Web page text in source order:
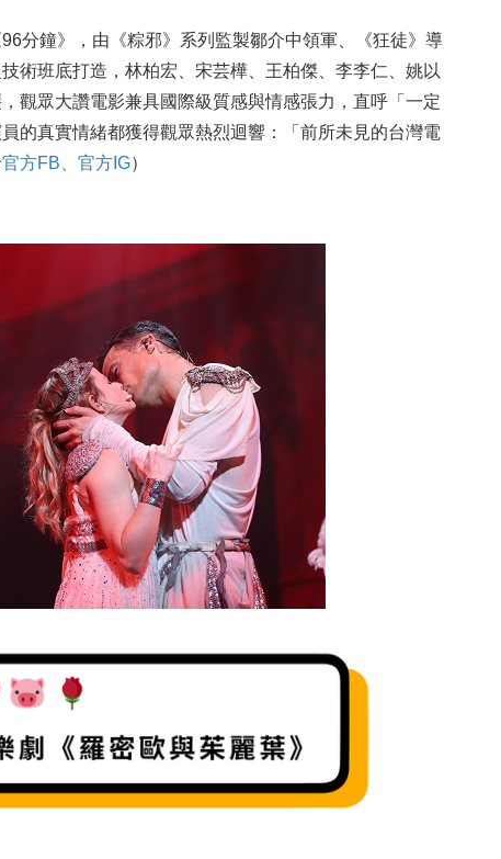
分鐘》，由《粽邪》系列監製鄒介中領軍、《狂徒》導
術班底打造，林柏宏、宋芸樺、王柏傑、李李仁、姚以
觀眾大讚電影兼具國際級質感與情感張力，直呼「一定
的真實情緒都獲得觀眾熱烈迴響：「前所未見的台灣電
官方FB 官方IG）